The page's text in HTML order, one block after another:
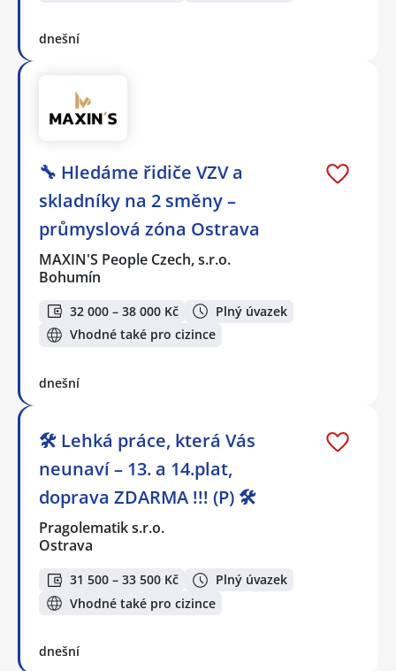
dnešní
🔧 Hledáme řidiče VZV a
skladníky na 2 směny –
průmyslová zóna Ostrava
MAXIN'S People Czech, s.r.o.
Bohumín
32 000 – 38 000 Kč
Plný úvazek
Vhodné také pro cizince
dnešní
🛠️ Lehká práce, která Vás
neunaví – 13. a 14.plat,
doprava ZDARMA !!! (P) 🛠️
Pragolematik s.r.o.
Ostrava
31 500 – 33 500 Kč
Plný úvazek
Vhodné také pro cizince
dnešní